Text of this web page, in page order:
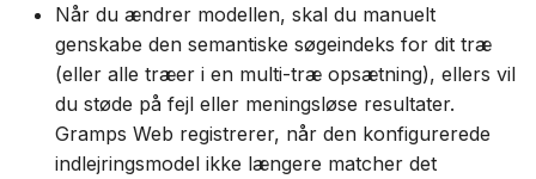
Når du ændrer modellen, skal du manuelt
genskabe den semantiske søgeindeks for dit træ
(eller alle træer i en multi-træ opsætning), ellers vil
du støde på fejl eller meningsløse resultater.
Gramps Web registrerer, når den konfigurerede
indlejringsmodel ikke længere matcher det